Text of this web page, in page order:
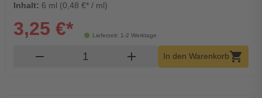
Inhalt: 6 ml (0,48 €* / ml)
Lieferzeit: 1-2 Werktage
3,25 €*
remove Produkt Warenkorb Menge
add In den Warenkorbshopping_cart